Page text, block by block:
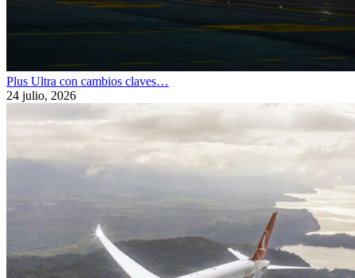
Plus Ultra con cambios claves…
24 julio, 2026